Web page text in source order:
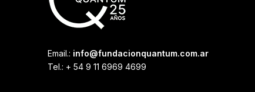
Email.: info@fundacionquantum.com.ar
Tel.: + 54 9 11 6969 4699